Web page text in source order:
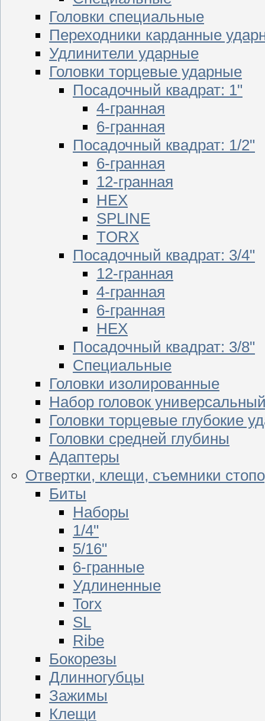
Головки специальные
Переходники карданные
Удлинители ударные
Головки торцевые ударные
Посадочный квадрат: 1"
4-гранная
6-гранная
Посадочный квадрат: 1/2"
6-гранная
12-гранная
HEX
SPLINE
TORX
Посадочный квадрат: 3/4"
12-гранная
4-гранная
6-гранная
HEX
Посадочный квадрат: 3/8"
Специальные
Головки изолированные
Набор головок
Головки торцевые глубокие
Головки средней глубины
Адаптеры
Отвертки, клещи, съемники
Биты
Наборы
1/4"
5/16"
6-гранные
Удлиненные
Torx
SL
Ribe
Бокорезы
Длинногубцы
Зажимы
Клещи